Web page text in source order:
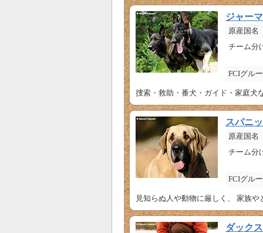
ジャー
原産国名
チーム分
FCIグル
捜索・救助・番犬・ガイド・家庭犬
スパニ
原産国名
チーム分
FCIグル
見知らぬ人や動物に厳しく、 家族
ダック